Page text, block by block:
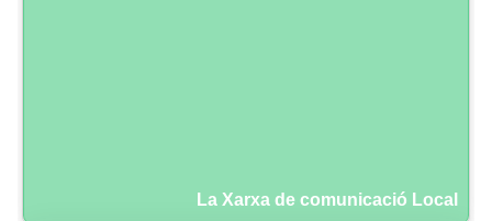
La Xarxa de comunicació Local